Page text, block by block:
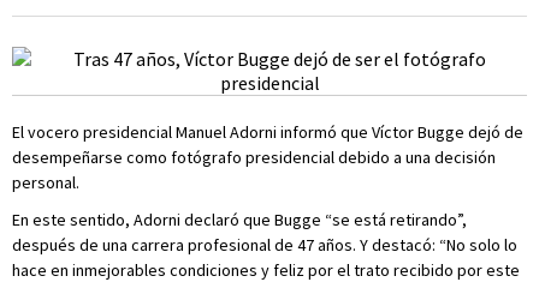
El vocero presidencial Manuel Adorni informó que Víctor Bugge dejó de
desempeñarse como fotógrafo presidencial debido a una decisión
personal.
En este sentido, Adorni declaró que Bugge “se está retirando”,
después de una carrera profesional de 47 años. Y destacó: “No solo lo
hace en inmejorables condiciones y feliz por el trato recibido por este